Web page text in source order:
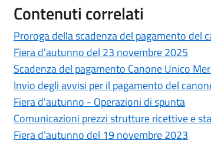
Contenuti correlati
Proroga della scadenza del pagamento del
Fiera d'autunno del 23 novembre 2025
Scadenza del pagamento Canone Unico
Invio degli avvisi per il pagamento del
Fiera d'autunno - Operazioni di spunta
Comunicazioni prezzi strutture ricettive e
Fiera d'autunno del 19 novembre 2023